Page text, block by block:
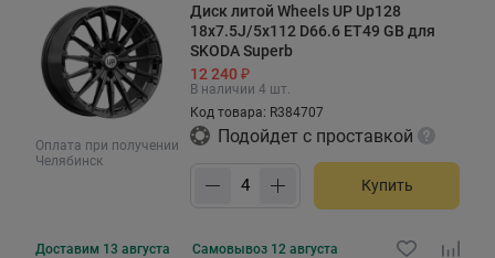
Оплата при получении
Челябинск
Диск литой Wheels UP Up128
18x7.5J/5x112 D66.6 ET49 GB для
SKODA Superb
12 240 ₽
В наличии 4 шт.
Код товара: R384707
Подойдет с проставкой
Купить
Доставим 13 августа Самовывоз 12 августа